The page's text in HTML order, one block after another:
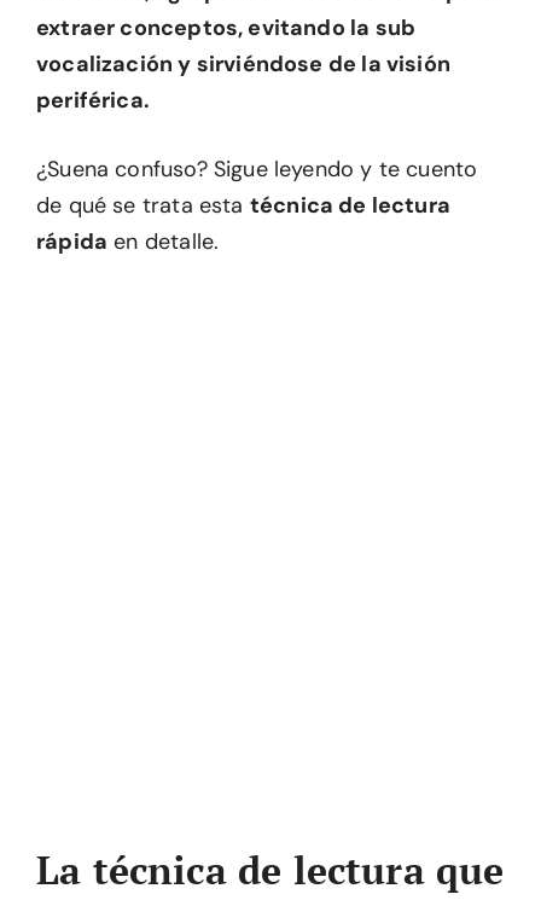
extraer conceptos, evitando la sub
vocalización y sirviéndose de la visión
periférica.
¿Suena confuso? Sigue leyendo y te cuento
de qué se trata esta técnica de lectura
rápida en detalle.
La técnica de lectura que